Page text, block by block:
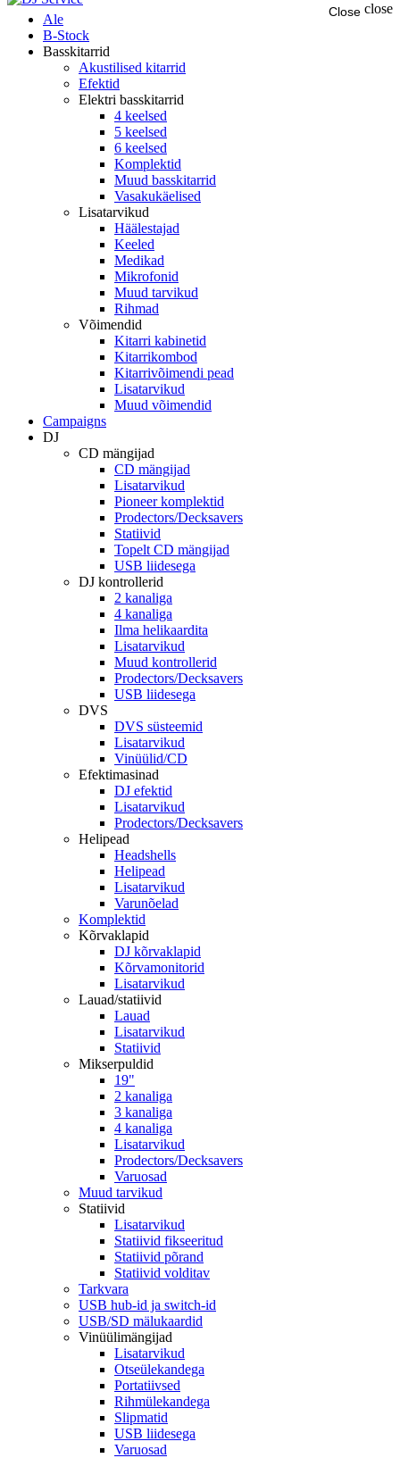
close
Close
Ale
B-Stock
Basskitarrid
Akustilised kitarrid
Efektid
Elektri basskitarrid
4 keelsed
5 keelsed
6 keelsed
Komplektid
Muud basskitarrid
Vasakukäelised
Lisatarvikud
Häälestajad
Keeled
Medikad
Mikrofonid
Muud tarvikud
Rihmad
Võimendid
Kitarri kabinetid
Kitarrikombod
Kitarrivõimendi pead
Lisatarvikud
Muud võimendid
Campaigns
DJ
CD mängijad
CD mängijad
Lisatarvikud
Pioneer komplektid
Prodectors/Decksavers
Statiivid
Topelt CD mängijad
USB liidesega
DJ kontrollerid
2 kanaliga
4 kanaliga
Ilma helikaardita
Lisatarvikud
Muud kontrollerid
Prodectors/Decksavers
USB liidesega
DVS
DVS süsteemid
Lisatarvikud
Vinüülid/CD
Efektimasinad
DJ efektid
Lisatarvikud
Prodectors/Decksavers
Helipead
Headshells
Helipead
Lisatarvikud
Varunõelad
Komplektid
Kõrvaklapid
DJ kõrvaklapid
Kõrvamonitorid
Lisatarvikud
Lauad/statiivid
Lauad
Lisatarvikud
Statiivid
Mikserpuldid
19"
2 kanaliga
3 kanaliga
4 kanaliga
Lisatarvikud
Prodectors/Decksavers
Varuosad
Muud tarvikud
Statiivid
Lisatarvikud
Statiivid fikseeritud
Statiivid põrand
Statiivid volditav
Tarkvara
USB hub-id ja switch-id
USB/SD mälukaardid
Vinüülimängijad
Lisatarvikud
Otseülekandega
Portatiivsed
Rihmülekandega
Slipmatid
USB liidesega
Varuosad